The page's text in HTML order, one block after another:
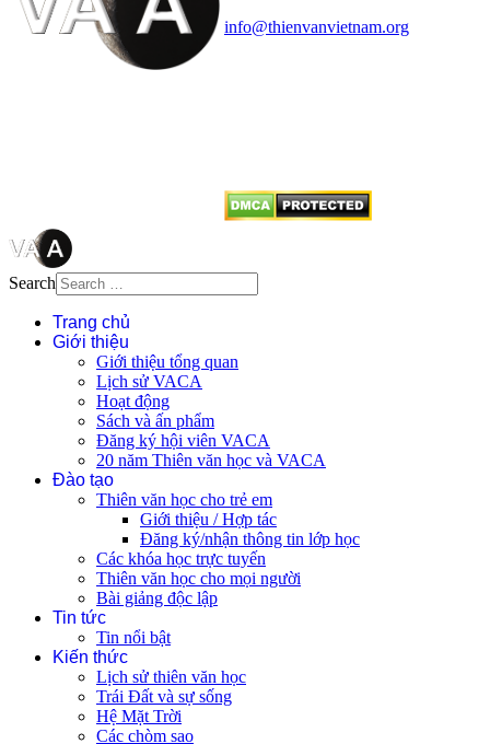
info@thienvanvietnam.org
Search
Trang chủ
Giới thiệu
Giới thiệu tổng quan
Lịch sử VACA
Hoạt động
Sách và ấn phẩm
Đăng ký hội viên VACA
20 năm Thiên văn học và VACA
Đào tạo
Thiên văn học cho trẻ em
Giới thiệu / Hợp tác
Đăng ký/nhận thông tin lớp học
Các khóa học trực tuyến
Thiên văn học cho mọi người
Bài giảng độc lập
Tin tức
Tin nổi bật
Kiến thức
Lịch sử thiên văn học
Trái Đất và sự sống
Hệ Mặt Trời
Các chòm sao